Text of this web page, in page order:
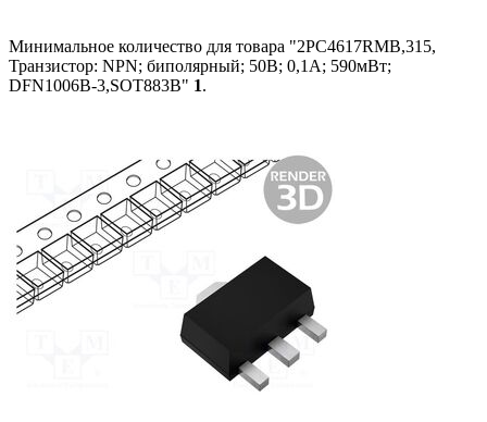
Минимальное количество для товара "2PC4617RMB,315,
Транзистор: NPN; биполярный; 50В; 0,1А; 590мВт;
DFN1006B-3,SOT883B" 1.